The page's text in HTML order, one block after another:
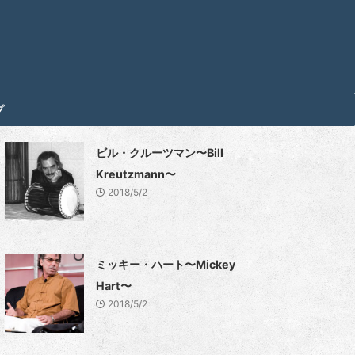
ビル・クルーツマン〜Bill
Kreutzmann〜
2018/5/2
ミッキー・ハート〜Mickey
Hart〜
2018/5/2